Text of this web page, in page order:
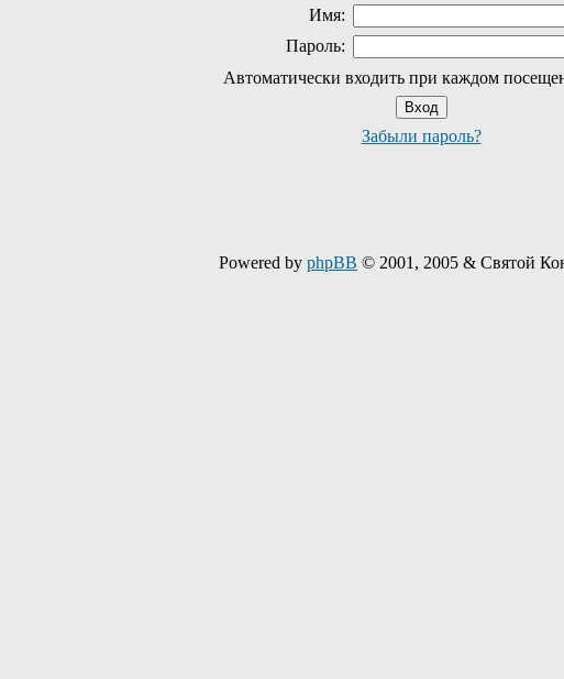
Имя:
Пароль:
Автоматически входить при каждом
Забыли пароль?
Powered by phpBB © 2001, 2005 & Святой